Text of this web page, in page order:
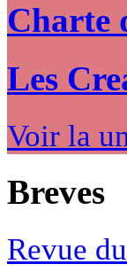
Charte
Les
Voir la
Breves
Revue